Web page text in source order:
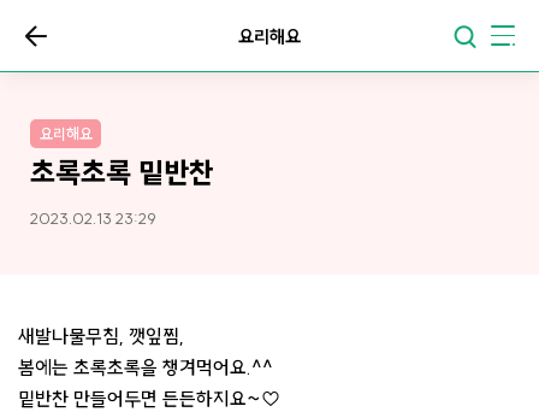
요리해요
요리해요
초록초록 밑반찬
2023.02.13 23:29
새발나물무침, 깻잎찜,
봄에는 초록초록을 챙겨먹어요.^^
밑반찬 만들어두면 든든하지요~♡